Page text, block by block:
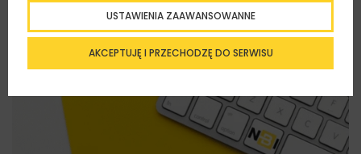
AKCEPTUJĘ I PRZECHODZĘ DO SERWISU
USTAWIENIA ZAAWANSOWANNE